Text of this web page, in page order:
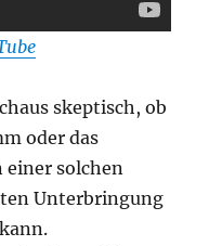
skeptisch, ob
oder das
solchen
Unterbringung